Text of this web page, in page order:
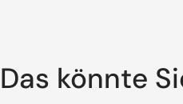
Das könnte